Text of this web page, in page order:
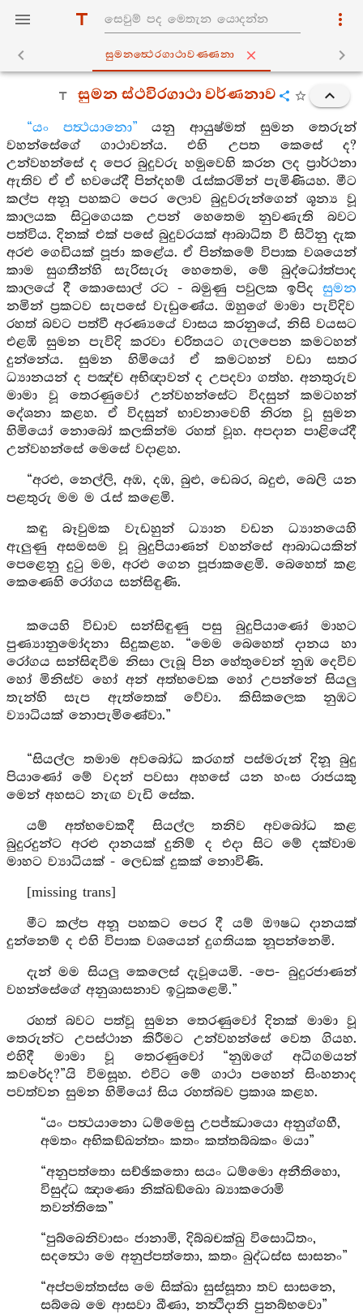
සුමනත්‍ථෙරගාථාවණ‍්ණනා
සුමන ස්ථවිරගාථා වර්ණනාව
“යං පත්‍ථයානො” යනු ආයුෂ්මත් සුමන තෙරුන්
වහන්සේගේ ගාථාවන්ය. එහි උපත කෙසේ ද?
උන්වහන්සේ ද පෙර බුදුවරු හමුවෙහි කරන ලද ප්‍රාර්ථනා
ඇතිව ඒ ඒ භවයේදී පින්දහම් රැස්කරමින් පැමිණියහ. මීට
කල්ප අනූ පහකට පෙර ලොව බුදුවරුන්ගෙන් ශූන්‍ය වූ
කාලයක සිටුගෙයක උපන් හෙතෙම නුවණැති බවට
පත්විය. දිනක් එක් පසේ බුදුවරයක් ආබාධිත වී සිටිනු දැක
අරළු ගෙඩියක් පූජා කළේය. ඒ පින්කමේ විපාක වශයෙන්
කාම සුගතීන්හි සැරිසැරූ හෙතෙම, මේ බුද්ධෝත්පාද
කාලයේ දී කොසොල් රට - බමුණු පවුලක ඉපිද සුමන
නමින් ප්‍රකටව සැපසේ වැඩුණේය. ඔහුගේ මාමා පැවිදිව
රහත් බවට පත්වී අරණ්‍යයේ වාසය කරනුයේ, නිසි වයසට
එළඹි සුමන පැවිදි කරවා චරිතයට ගැලපෙන කමටහන්
දුන්නේය. සුමන හිමියෝ ඒ කමටහන් වඩා සතර
ධ්‍යානයන් ද පඤ්ච අභිඥාවන් ද උපදවා ගත්හ. අනතුරුව
මාමා වූ තෙරණුවෝ උන්වහන්සේට විදසුන් කමටහන්
දේශනා කළහ. ඒ විදසුන් භාවනාවෙහි නිරත වූ සුමන
හිමියෝ නොබෝ කලකින්ම රහත් වූහ. අපදාන පාළියේදී
උන්වහන්සේ මෙසේ වදාළහ.
“අරළු, නෙල්ලි, අඹ, දඹ, බුළු, ඩෙබර, බදුළු, බෙලි යන
පළතුරු මම ම රැස් කළෙමි.
කඳු බෑවුමක වැඩහුන් ධ්‍යාන වඩන ධ්‍යානයෙහි
ඇලුණු අසමසම වූ බුදුපියාණන් වහන්සේ ආබාධයකින්
පෙළෙනු දුටු මම, අරළු ගෙන පූජාකළෙමි. බෙහෙත් කළ
කෙණෙහි රෝගය සන්සිඳුණි.
කයෙහි විඩාව සන්සිඳුණු පසු බුදුපියාණෝ මාහට
පුණ්‍යානුමෝදනා සිදුකළහ. “මෙම බෙහෙත් දානය හා
රෝගය සන්සිඳවීම නිසා ලැබූ පින හේතුවෙන් නුඹ දෙවිව
හෝ මිනිස්ව හෝ අන් අත්භවෙක හෝ උපන්නේ සියලු
තැන්හි සැප ඇත්තෙක් වේවා. කිසිකලෙක නුඹට
ව්‍යාධියක් නොපැමිණේවා.”
“සියල්ල තමාම අවබෝධ කරගත් පස්මරුන් දිනූ බුදු
පියාණෝ මේ වදන් පවසා අහසේ යන හංස රාජයකු
මෙන් අහසට නැඟ වැඩි සේක.
යම් අත්භවෙකදී සියල්ල තනිව අවබෝධ කළ
බුදුරදුන්ට අරළු දානයක් දුනිම් ද එදා සිට මේ දක්වාම
මාහට ව්‍යාධියක් - ලෙඩක් දුකක් නොවිණි.
[missing trans]
මීට කල්ප අනූ පහකට පෙර දී යම් ඖෂධ දානයක්
දුන්නෙම් ද එහි විපාක වශයෙන් දුගතියක නූපන්නෙමි.
දැන් මම සියලු කෙලෙස් දැවූයෙමි. -පෙ- බුදුරජාණන්
වහන්සේගේ අනුශාසනාව ඉටුකළෙමි.”
රහත් බවට පත්වූ සුමන තෙරණුවෝ දිනක් මාමා වූ
තෙරුන්ට උපස්ථාන කිරීමට උන්වහන්සේ වෙත ගියහ.
එහිදී මාමා වූ තෙරණුවෝ “නුඹගේ අධිගමයන්
කවරේද?”යි විමසූහ. එවිට මේ ගාථා පහෙන් සිංහනාද
පවත්වන සුමන හිමියෝ සිය රහත්බව ප්‍රකාශ කළහ.
“යං පත්‍ථයානො ධම්මෙසු උපජ්ඣායො අනුග්ගහී,
අමතං අභිකඞ්ඛන්තං කතං කත්තබ්බකං මයා”
“අනුපත්තො සච්ඡිකතො සයං ධම්මො අනීතිහො,
විසුද්ධ ඤාණො නික්ඛඞ්ඛො බ්‍යාකරොමි
තවන්තිකෙ”
“පුබ්බෙනිවාසං ජානාමි, දිබ්බචක්ඛු විසොධිතං,
සදත්‍ථො මෙ අනුප්පත්තො, කතං බුද්ධස්ස සාසනං”
“අප්පමත්තස්ස මෙ සික්ඛා සුස්සූතා තව සාසනෙ,
සබ්බෙ මෙ ආසවා ඛීණා, නත්‍ථිදානි පුනබ්භවො”